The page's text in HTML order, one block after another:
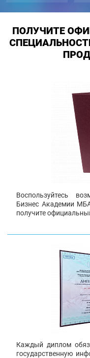
ПОЛУЧИТЕ
Воспользуйтесь
Бизнес Академии
получите
Каждый диплом
государственную